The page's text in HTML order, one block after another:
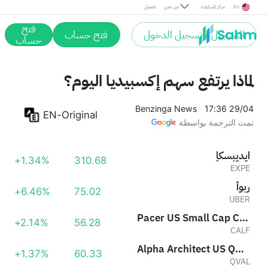
تحميل من نحن مركز المساعدة En
التسجيل / تسجيل الدخول فتح حساب فتح
حساب
CALF
Bushido Capital US Equity ETF
SMRI
45.67
+1.66%
لماذا يرتفع سهم إكسبيديا اليوم؟
Benzinga News
17:36 29/04
تمت الترجمة بواسطة
EN-Original
اٍكسبيديا
EXPE
310.68
+1.34%
أوبر
UBER
75.02
+6.46%
Pacer US Small Cap Cash Cows ETF
CALF
56.28
+2.14%
Alpha Architect US Quantitative Value ETF
QVAL
60.33
+1.37%